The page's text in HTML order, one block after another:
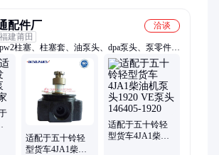
配件厂
洽谈
福建莆田
柱塞、柱塞套、油泵头、dpa泵头、泵零件、
、电磁阀、出油阀、k65柱塞、高压泵、喷油
柱塞、喷油器、增压阀、排放机、607油嘴、
泄压阀、三偶件、单体泵、注射泵
适配于五十铃轻
型货车4JA1柴油
适配于五十铃轻
型货车4JA1柴油